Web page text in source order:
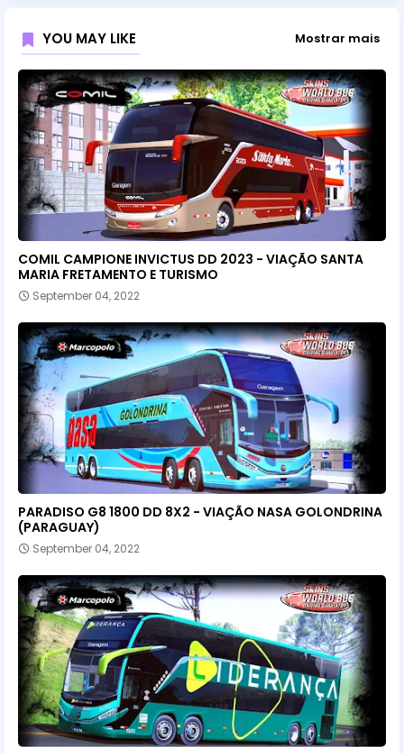
YOU MAY LIKE Mostrar mais
COMIL CAMPIONE INVICTUS DD 2023 - VIAÇÃO SANTA
MARIA FRETAMENTO E TURISMO
September 04, 2022
PARADISO G8 1800 DD 8X2 - VIAÇÃO NASA GOLONDRINA
(PARAGUAY)
September 04, 2022